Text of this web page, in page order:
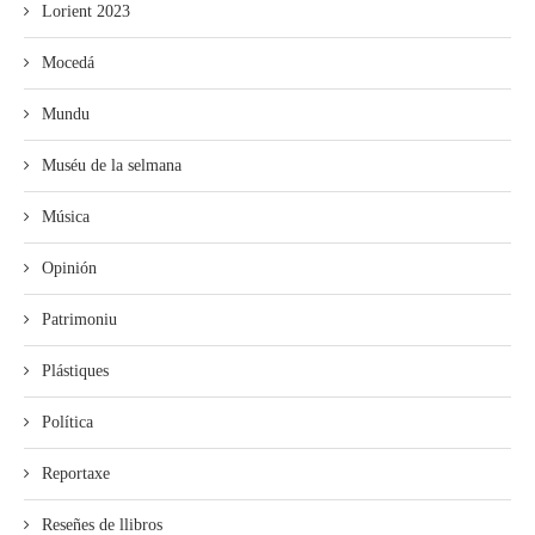
Lorient 2023
Mocedá
Mundu
Muséu de la selmana
Música
Opinión
Patrimoniu
Plástiques
Política
Reportaxe
Reseñes de llibros